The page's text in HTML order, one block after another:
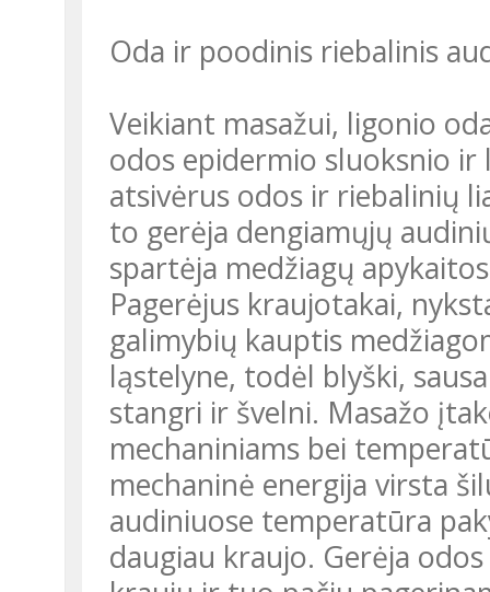
Oda ir poodinis riebalinis
Veikiant masažui, ligonio
odos epidermio sluoksnio ir
atsivėrus odos ir riebalinių
to gerėja dengiamųjų
spartėja medžiagų
Pagerėjus kraujotakai,
galimybių kauptis
ląstelyne, todėl blyški,
stangri ir švelni. Masažo
mechaniniams bei
mechaninė energija virsta
audiniuose temperatūra
daugiau kraujo. Gerėja